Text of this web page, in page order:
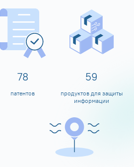
80
патентов
60
продуктов для защиты
информации